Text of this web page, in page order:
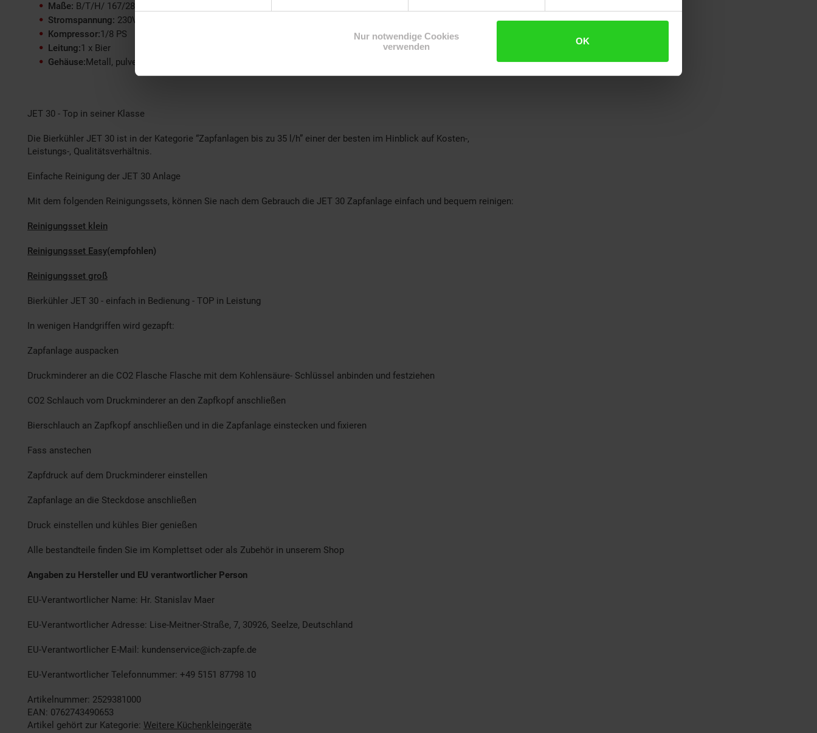
Nur notwendige Cookies
verwenden
OK
Maße: B/T/H/ 167/281 / (inkl. Tropfschale) /368 mm
Stromspannung: 230V, 50 Hz, 267W, 1,16
Kompressor:1/8 PS
Leitung:1 x Bier
Gehäuse:Metall, pulvesiert, Rost sicher
JET 30 - Top in seiner Klasse
Die Bierkühler JET 30 ist in der Kategorie “Zapfanlagen bis zu 35 l/h” einer der besten im Hinblick auf Kosten-,
Leistungs-, Qualitätsverhältnis.
Einfache Reinigung der JET 30 Anlage
Mit dem folgenden Reinigungssets, können Sie nach dem Gebrauch die JET 30 Zapfanlage einfach und bequem reinigen:
Reinigungsset klein
Reinigungsset Easy(empfohlen)
Reinigungsset groß
Bierkühler JET 30 - einfach in Bedienung - TOP in Leistung
In wenigen Handgriffen wird gezapft:
Zapfanlage auspacken
Druckminderer an die CO2 Flasche Flasche mit dem Kohlensäure- Schlüssel anbinden und festziehen
CO2 Schlauch vom Druckminderer an den Zapfkopf anschließen
Bierschlauch an Zapfkopf anschließen und in die Zapfanlage einstecken und fixieren
Fass anstechen
Zapfdruck auf dem Druckminderer einstellen
Zapfanlage an die Steckdose anschließen
Druck einstellen und kühles Bier genießen
Alle bestandteile finden Sie im Komplettset oder als Zubehör in unserem Shop
Angaben zu Hersteller und EU verantwortlicher Person
EU-Verantwortlicher Name: Hr. Stanislav Maer
EU-Verantwortlicher Adresse: Lise-Meitner-Straße, 7, 30926, Seelze, Deutschland
EU-Verantwortlicher E-Mail: kundenservice@ich-zapfe.de
EU-Verantwortlicher Telefonnummer: +49 5151 87798 10
Artikelnummer: 2529381000
EAN: 0762743490653
Artikel gehört zur Kategorie: Weitere Küchenkleingeräte